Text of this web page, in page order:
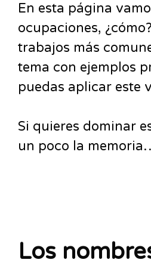
En esta página
ocupaciones,
trabajos más
tema con ejemplos
puedas aplicar este
Si quieres dominar
un poco la
Los